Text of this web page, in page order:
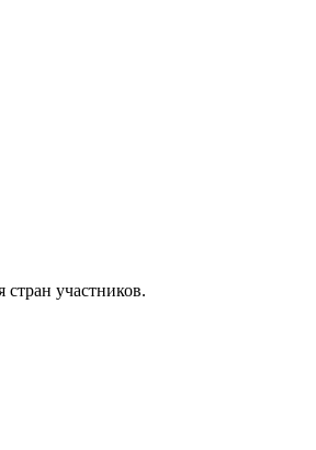
стран участников.